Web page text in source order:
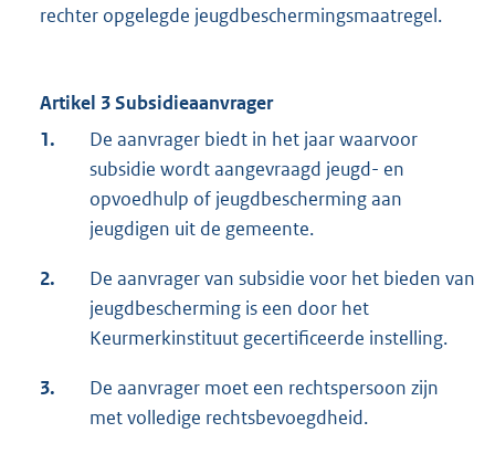
rechter opgelegde jeugdbeschermingsmaatregel.
Artikel 3 Subsidieaanvrager
1.
De aanvrager biedt in het jaar waarvoor
subsidie wordt aangevraagd jeugd- en
opvoedhulp of jeugdbescherming aan
jeugdigen uit de gemeente.
2.
De aanvrager van subsidie voor het bieden van
jeugdbescherming is een door het
Keurmerkinstituut gecertificeerde instelling.
3.
De aanvrager moet een rechtspersoon zijn
met volledige rechtsbevoegdheid.